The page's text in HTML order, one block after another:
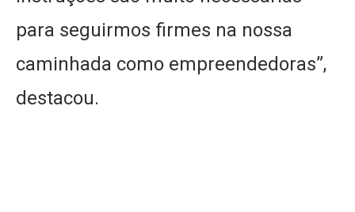
para seguirmos firmes na nossa
caminhada como empreendedoras”,
destacou.